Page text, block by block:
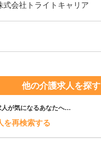
式会社トライトキャリア
他の介護求人を探す
人が気になるあなたへ…
を再検索する